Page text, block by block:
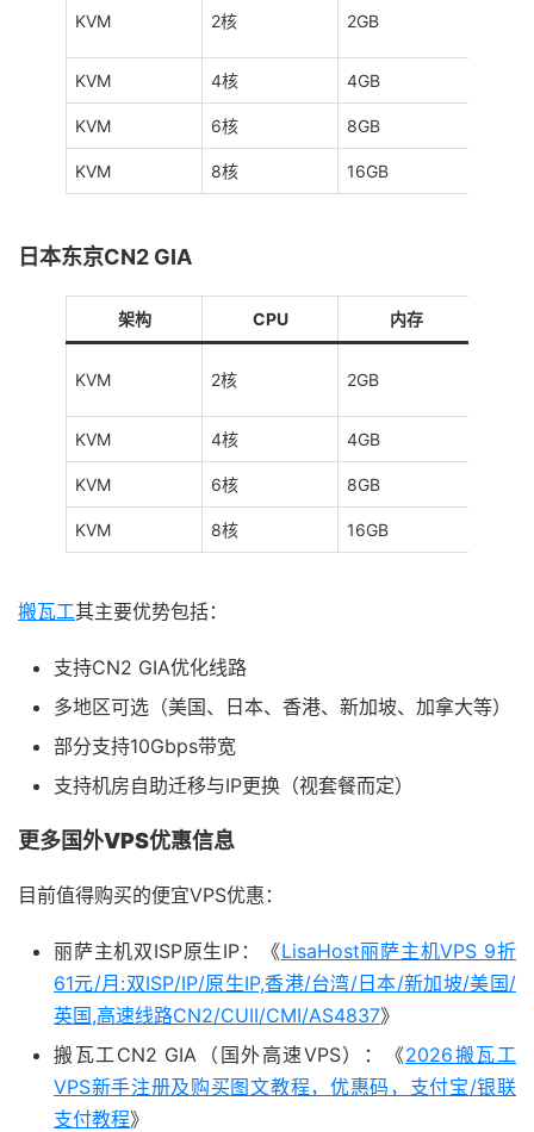
KVM 2核 2GB
KVM 4核 4GB
KVM 6核 8GB
KVM 8核 16GB
日本东京CN2 GIA
架构 CPU 内存
KVM 2核 2GB
KVM 4核 4GB
KVM 6核 8GB
KVM 8核 16GB
搬瓦工其主要优势包括：
支持CN2 GIA优化线路
多地区可选（美国、日本、香港、新加坡、加拿大等）
部分支持10Gbps带宽
支持机房自助迁移与IP更换（视套餐而定）
更多国外VPS优惠信息
目前值得购买的便宜VPS优惠：
丽萨主机双ISP原生IP：《LisaHost丽萨主机VPS 9折
61元/月:双ISP/IP/原生IP,香港/台湾/日本/新加坡/美国/
英国,高速线路CN2/CUII/CMI/AS4837》
搬瓦工CN2 GIA（国外高速VPS）：《2026搬瓦工
VPS新手注册及购买图文教程，优惠码，支付宝/银联
支付教程》